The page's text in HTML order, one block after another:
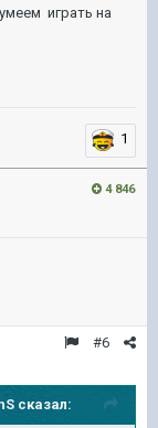
играть на
1
4 846
#6
сказал: